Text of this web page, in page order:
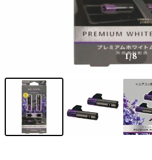
1/8